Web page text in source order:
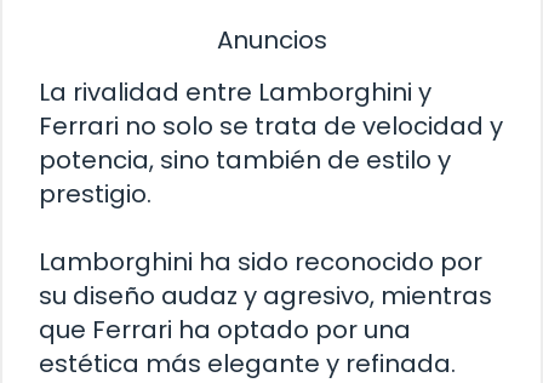
Anuncios
La rivalidad entre Lamborghini y
Ferrari no solo se trata de velocidad y
potencia, sino también de estilo y
prestigio.
Lamborghini ha sido reconocido por
su diseño audaz y agresivo, mientras
que Ferrari ha optado por una
estética más elegante y refinada.